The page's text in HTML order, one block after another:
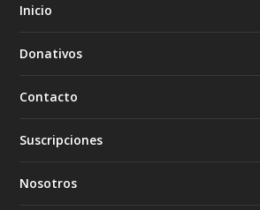
Inicio
Donativos
Contacto
Suscripciones
Nosotros